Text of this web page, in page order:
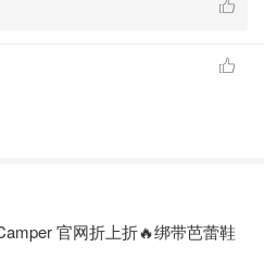
官网折上折🔥绑带芭蕾鞋